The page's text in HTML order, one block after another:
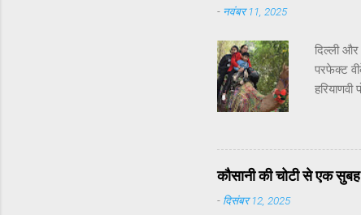
- नवंबर 11, 2025
दिल्ली और
परफेक्ट
को
मज़ा
— जो
सरसों का
कौसानी की चोटी से एक
- दिसंबर 12, 2025